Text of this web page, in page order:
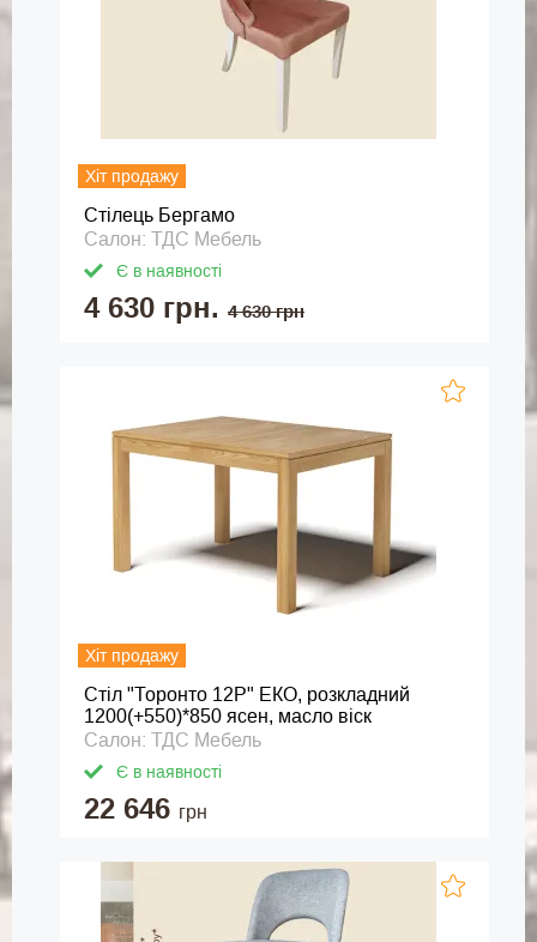
Хіт продажу
Стілець Бергамо
Салон: ТДС Мебель
Є в наявності
4 630 грн. 4 630 грн
Хіт продажу
Стіл "Торонто 12Р" ЕКО, розкладний
1200(+550)*850 ясен, масло віск
Салон: ТДС Мебель
Є в наявності
22 646 грн